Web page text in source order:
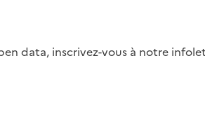
data, inscrivez-vous à notre